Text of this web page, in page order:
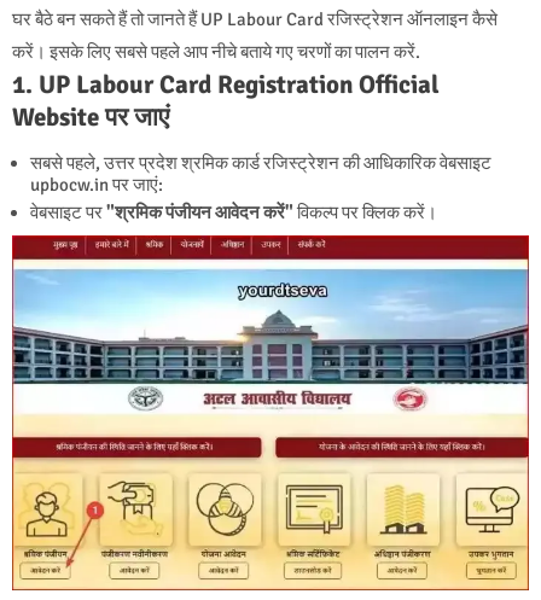
घर बैठे बन सकते हैं तो जानते हैं UP Labour Card रजिस्ट्रेशन ऑनलाइन कैसे
करें। इसके लिए सबसे पहले आप नीचे बताये गए चरणों का पालन करें.
1. UP Labour Card Registration Official
Website पर जाएं
सबसे पहले, उत्तर प्रदेश श्रमिक कार्ड रजिस्ट्रेशन की आधिकारिक वेबसाइट
upbocw.in पर जाएं:
वेबसाइट पर"श्रमिक पंजीयन आवेदन करें"विकल्प पर क्लिक करें।